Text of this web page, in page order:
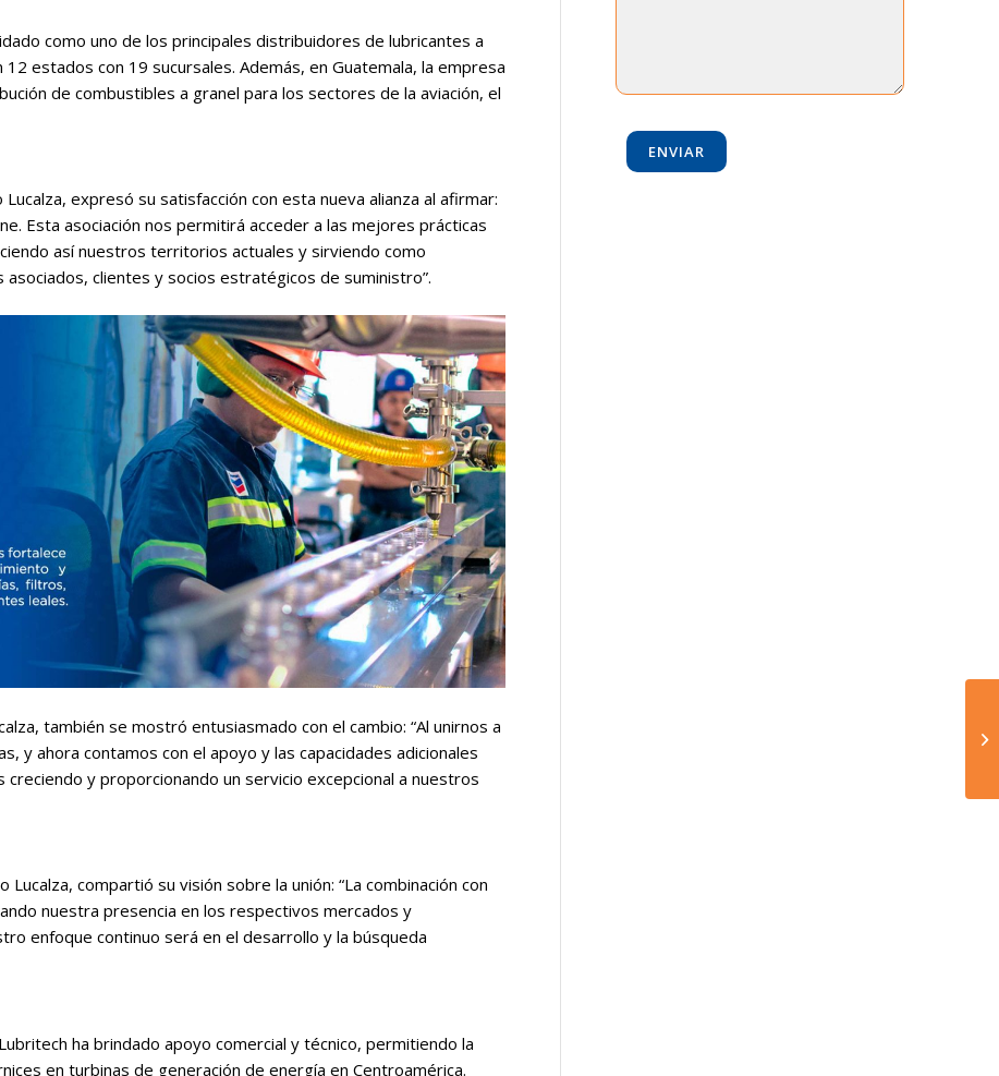
como uno de los principales distribuidores de lubricantes a
estados con 19 sucursales. Además, en Guatemala, la empresa
de combustibles a granel para los sectores de la aviación, el
expresó su satisfacción con esta nueva alianza al afirmar:
Esta asociación nos permitirá acceder a las mejores prácticas
así nuestros territorios actuales y sirviendo como
clientes y socios estratégicos de suministro”.
también se mostró entusiasmado con el cambio: “Al unirnos a
y ahora contamos con el apoyo y las capacidades adicionales
y proporcionando un servicio excepcional a nuestros
compartió su visión sobre la unión: “La combinación con
nuestra presencia en los respectivos mercados y
enfoque continuo será en el desarrollo y la búsqueda
ha brindado apoyo comercial y técnico, permitiendo la
en turbinas de generación de energía en Centroamérica.